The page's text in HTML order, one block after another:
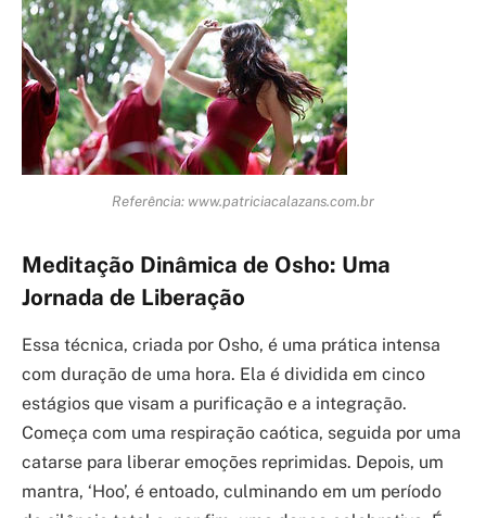
Referência: www.patriciacalazans.com.br
Meditação Dinâmica de Osho: Uma
Jornada de Liberação
Essa técnica, criada por Osho, é uma prática intensa
com duração de uma hora. Ela é dividida em cinco
estágios que visam a purificação e a integração.
Começa com uma respiração caótica, seguida por uma
catarse para liberar emoções reprimidas. Depois, um
mantra, ‘Hoo’, é entoado, culminando em um período